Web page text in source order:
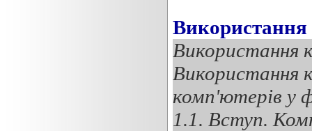
Використання
Використання
Використання
комп'ютерів у
1.1. Вступ.